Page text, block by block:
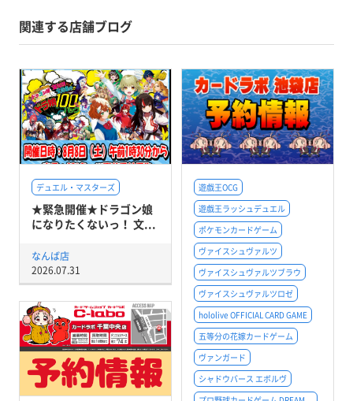
関連する店舗ブログ
デュエル・マスターズ
★緊急開催★ドラゴン娘
になりたくないっ！ 文...
なんば店
2026.07.31
遊戯王OCG
遊戯王ラッシュデュエル
ポケモンカードゲーム
ヴァイスシュヴァルツ
ヴァイスシュヴァルツブラウ
ヴァイスシュヴァルツロゼ
hololive OFFICIAL CARD GAME
五等分の花嫁カードゲーム
ヴァンガード
シャドウバース エボルヴ